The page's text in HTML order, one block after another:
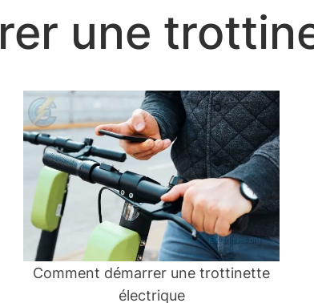
une
Comment démarrer une trottinette
électrique